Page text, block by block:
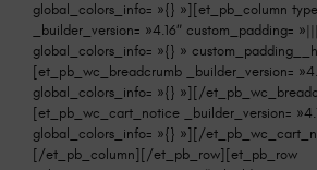
global_colors_info= »{} »][et_pb_column
_builder_version= »4.16″ custom_padding=
global_colors_info= »{} »
[et_pb_wc_breadcrumb _builder_version=
global_colors_info= »{} »][/
[et_pb_wc_cart_notice _builder_version=
global_colors_info= »{} »][/
[/et_pb_column][/et_pb_row][et_pb_row